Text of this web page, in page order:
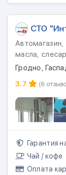
СТО
Автомагазин,
масла,
Гродно,
3.7
(6
Гарантия
Чай / кофе
Оплата